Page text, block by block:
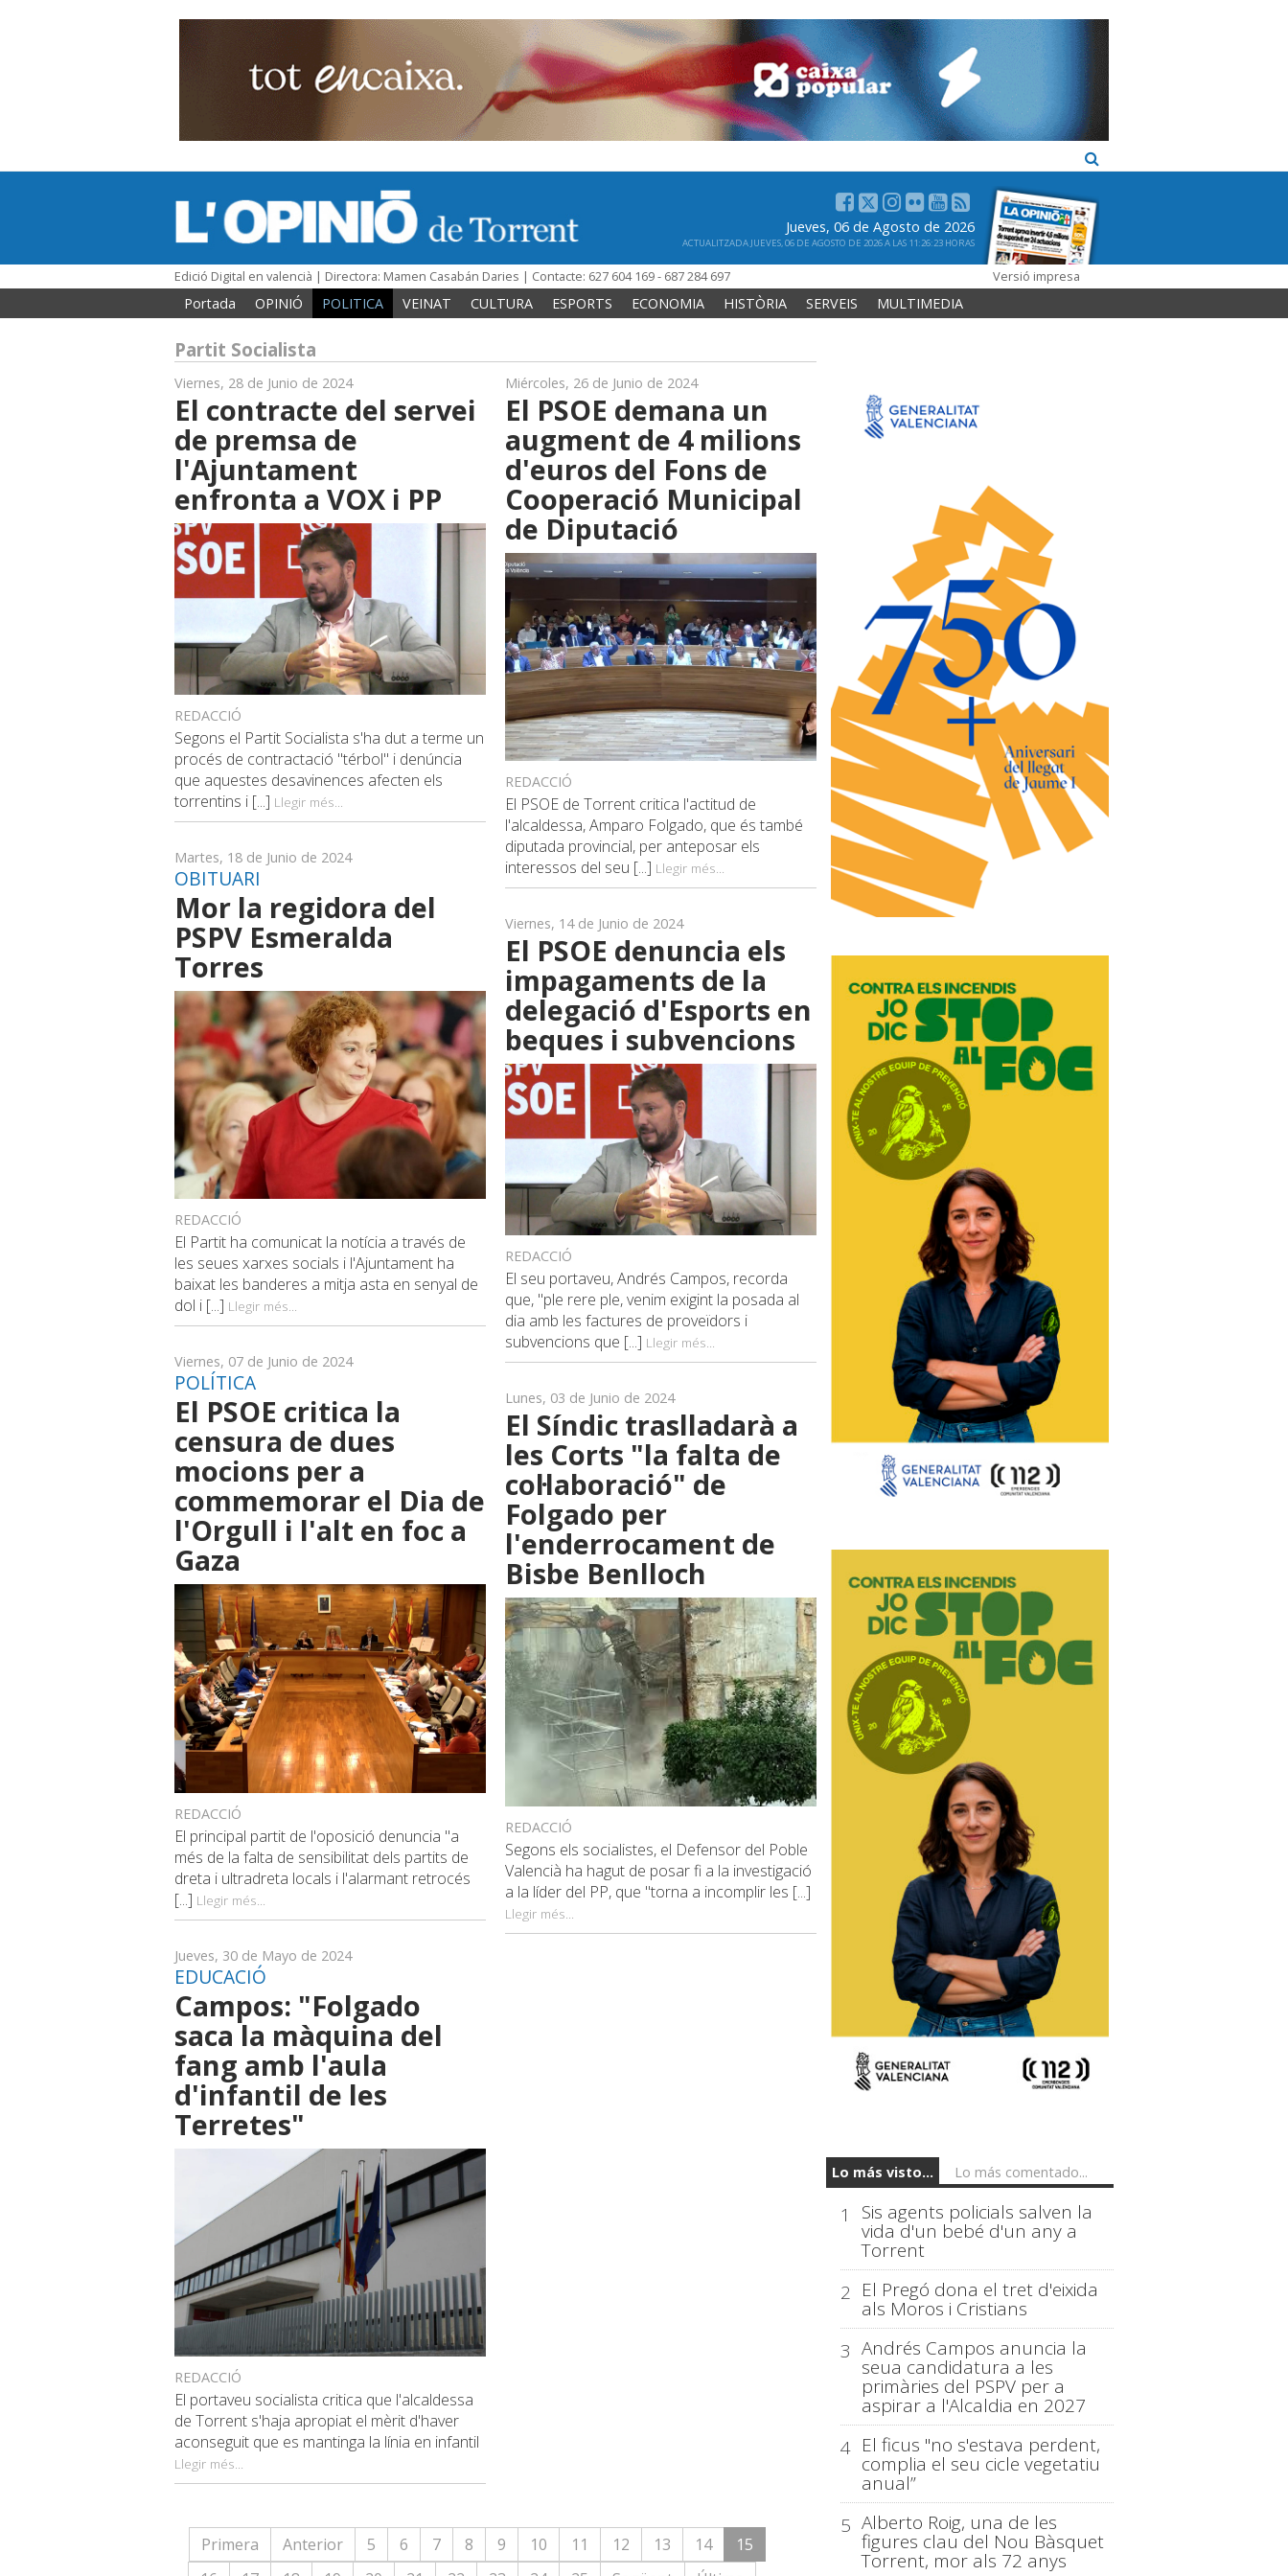
Jueves, 06 de Agosto de 2026
ACTUALITZADA JUEVES, 06 DE AGOSTO DE 2026 A LAS 11:26:23 HORAS
Edició Digital en valencià | Directora: Mamen Casabán Daries | Contacte: 627 604 169 - 687 284 697 Versió impresa
Portada OPINIÓ POLITICA VEINAT CULTURA ESPORTS ECONOMIA HISTÒRIA SERVEIS MULTIMEDIA
Partit Socialista
Viernes, 28 de Junio de 2024
El contracte del servei
de premsa de
l'Ajuntament
enfronta a VOX i PP
REDACCIÓ
Segons el Partit Socialista s'ha dut a terme un
procés de contractació "térbol" i denúncia
que aquestes desavinences afecten els
torrentins i [...] Llegir més...
Martes, 18 de Junio de 2024
OBITUARI
Mor la regidora del
PSPV Esmeralda
Torres
REDACCIÓ
El Partit ha comunicat la notícia a través de
les seues xarxes socials i l'Ajuntament ha
baixat les banderes a mitja asta en senyal de
dol i [...] Llegir més...
Viernes, 07 de Junio de 2024
POLÍTICA
El PSOE critica la
censura de dues
mocions per a
commemorar el Dia de
l'Orgull i l'alt en foc a
Gaza
REDACCIÓ
El principal partit de l'oposició denuncia "a
més de la falta de sensibilitat dels partits de
dreta i ultradreta locals i l'alarmant retrocés
[...] Llegir més...
Jueves, 30 de Mayo de 2024
EDUCACIÓ
Campos: "Folgado
saca la màquina del
fang amb l'aula
d'infantil de les
Terretes"
REDACCIÓ
El portaveu socialista critica que l'alcaldessa
de Torrent s'haja apropiat el mèrit d'haver
aconseguit que es mantinga la línia en infantil
Llegir més...
Miércoles, 26 de Junio de 2024
El PSOE demana un
augment de 4 milions
d'euros del Fons de
Cooperació Municipal
de Diputació
REDACCIÓ
El PSOE de Torrent critica l'actitud de
l'alcaldessa, Amparo Folgado, que és també
diputada provincial, per anteposar els
interessos del seu [...] Llegir més...
Viernes, 14 de Junio de 2024
El PSOE denuncia els
impagaments de la
delegació d'Esports en
beques i subvencions
REDACCIÓ
El seu portaveu, Andrés Campos, recorda
que, "ple rere ple, venim exigint la posada al
dia amb les factures de proveïdors i
subvencions que [...] Llegir més...
Lunes, 03 de Junio de 2024
El Síndic traslladarà a
les Corts "la falta de
col·laboració" de
Folgado per
l'enderrocament de
Bisbe Benlloch
REDACCIÓ
Segons els socialistes, el Defensor del Poble
Valencià ha hagut de posar fi a la investigació
a la líder del PP, que "torna a incomplir les [...]
Llegir més...
Primera Anterior 5 6 7 8 9 10 11 12 13 14
15
Lo más visto... Lo más comentado...
1 Sis agents policials salven la
vida d'un bebé d'un any a
Torrent
2 El Pregó dona el tret d'eixida
als Moros i Cristians
3 Andrés Campos anuncia la
seua candidatura a les
primàries del PSPV per a
aspirar a l'Alcaldia en 2027
4 El ficus "no s'estava perdent,
complia el seu cicle vegetatiu
anual”
5 Alberto Roig, una de les
figures clau del Nou Bàsquet
Torrent, mor als 72 anys